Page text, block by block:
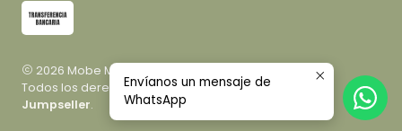
2026 Mobe Mobiliario.
Todos los derechos reservados.Desarrollado por
Jumpseller.
Envíanos un mensaje de
WhatsApp